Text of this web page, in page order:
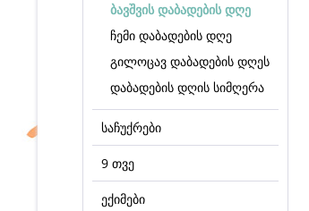
ბავშვის დაბადების დღე
ჩემი დაბადების დღე
გილოცავ დაბადების დღეს
დაბადების დღის სიმღერა
საჩუქრები
9 თვე
ექიმები